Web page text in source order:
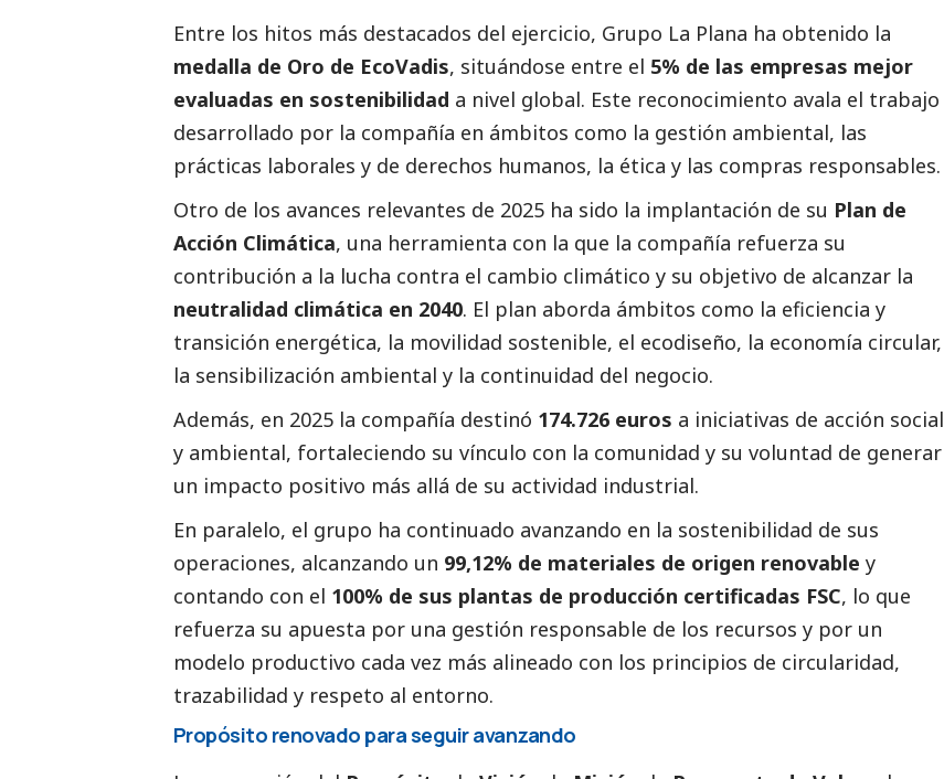
Entre los hitos más destacados del ejercicio, Grupo La Plana ha obtenido la
medalla de Oro de EcoVadis, situándose entre el 5% de las empresas mejor
evaluadas en sostenibilidad a nivel global. Este reconocimiento avala el trabajo
desarrollado por la compañía en ámbitos como la gestión ambiental, las
prácticas laborales y de derechos humanos, la ética y las compras responsables.
Otro de los avances relevantes de 2025 ha sido la implantación de su Plan de
Acción Climática, una herramienta con la que la compañía refuerza su
contribución a la lucha contra el cambio climático y su objetivo de alcanzar la
neutralidad climática en 2040. El plan aborda ámbitos como la eficiencia y
transición energética, la movilidad sostenible, el ecodiseño, la economía circular,
la sensibilización ambiental y la continuidad del negocio.
Además, en 2025 la compañía destinó 174.726 euros a iniciativas de acción social
y ambiental, fortaleciendo su vínculo con la comunidad y su voluntad de generar
un impacto positivo más allá de su actividad industrial.
En paralelo, el grupo ha continuado avanzando en la sostenibilidad de sus
operaciones, alcanzando un 99,12% de materiales de origen renovable y
contando con el 100% de sus plantas de producción certificadas FSC, lo que
refuerza su apuesta por una gestión responsable de los recursos y por un
modelo productivo cada vez más alineado con los principios de circularidad,
trazabilidad y respeto al entorno.
Propósito renovado para seguir avanzando